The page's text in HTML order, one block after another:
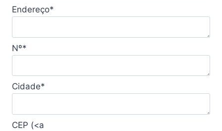
Endereço*
Nº*
Cidade*
CEP (<a